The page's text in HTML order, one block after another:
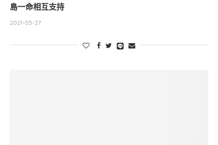
島一命相互支持
2021-05-27